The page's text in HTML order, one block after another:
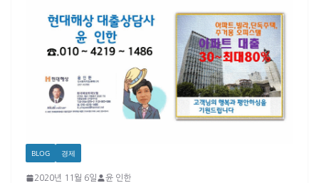
BLOG 경제
2020년 11월 6일 윤 인한